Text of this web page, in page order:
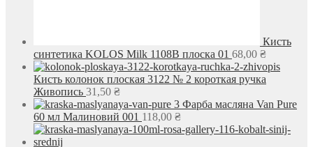
Кисть
синтетика KOLOS Milk 1108B плоска 01 68,00 ₴
Кисть колонок плоская 3122 № 2 короткая ручка
Живопись 31,50 ₴
Фарба масляна Van Pure
60 мл Малиновий 001 118,00 ₴